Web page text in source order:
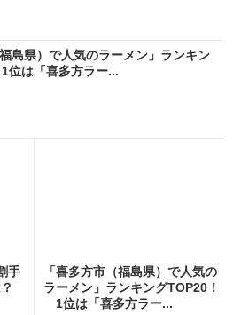
福島県）で人気のラーメン」ランキン
は「喜多方ラー...
手
「喜多方市（福島県）で人気の
ラーメン」ランキングTOP20！
1位は「喜多方ラー...